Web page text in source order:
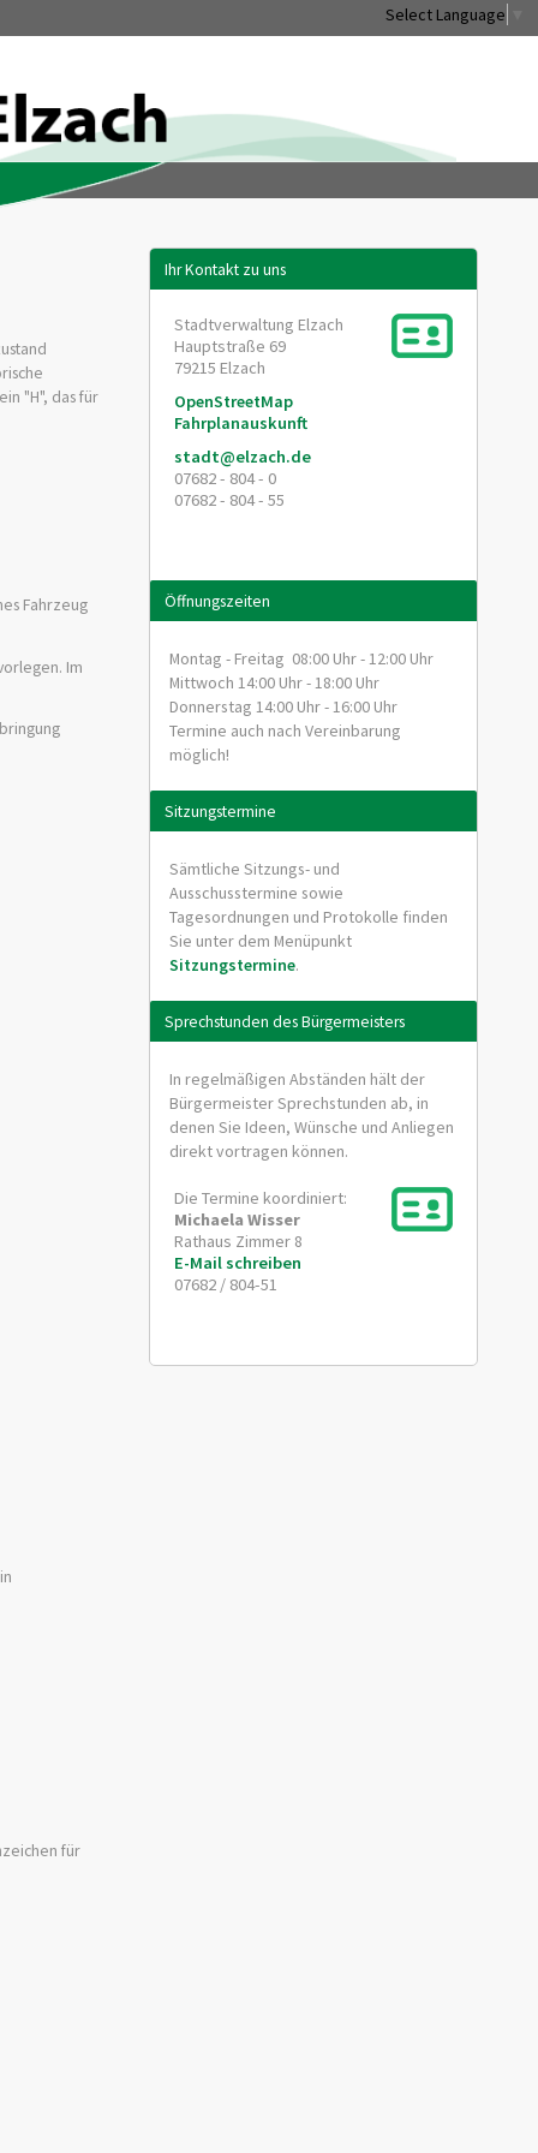
Select Language
"H", das für
Fahrzeug
Im
für
Ihr Kontakt zu uns
Stadtverwaltung Elzach
Hauptstraße 69
79215 Elzach
OpenStreetMap
Fahrplanauskunft
stadt@elzach.de
07682 - 804 - 0
07682 - 804 - 55
Öffnungszeiten
Montag - Freitag 08:00 Uhr - 12:00 Uhr
Mittwoch 14:00 Uhr - 18:00 Uhr
Donnerstag 14:00 Uhr - 16:00 Uhr
Termine auch nach Vereinbarung
möglich!
Sitzungstermine
Sämtliche Sitzungs- und
Ausschusstermine sowie
Tagesordnungen und Protokolle finden
Sie unter dem Menüpunkt
Sitzungstermine.
Sprechstunden des Bürgermeisters
In regelmäßigen Abständen hält der
Bürgermeister Sprechstunden ab, in
denen Sie Ideen, Wünsche und Anliegen
direkt vortragen können.
Die Termine koordiniert:
Michaela Wisser
Rathaus Zimmer 8
E-Mail schreiben
07682 / 804-51